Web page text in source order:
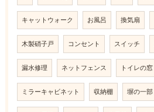
キャットウォーク お風呂 換気扇
木製硝子戸 コンセント スイッチ
漏水修理 ネットフェンス トイレの窓
ミラーキャビネット 収納棚 塀の一部